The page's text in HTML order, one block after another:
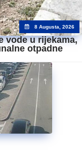
8 Augusta, 2026
vode u rijekama,
otpadne